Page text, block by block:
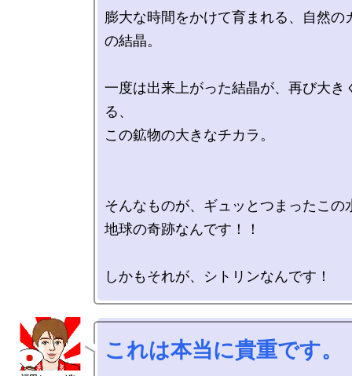
膨大な時間をかけて育まれる、自然の
の結晶。
一度は出来上がった結晶が、再び大き
る、
この鉱物の大きなチカラ。
そんなものが、ギュッとつまったこの
地球の奇跡なんです！！
これは本当に貴重です。